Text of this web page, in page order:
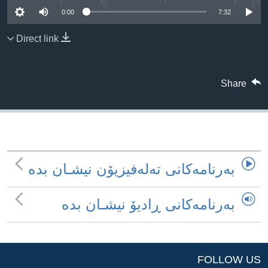
ژیان لە فەرهەنگدا
Learning English
زمانه‌کان
0:00 7:32
Direct link
Share
به‌رنامه‌کانی ته‌له‌فیزیۆن نیشـان بده‌
به‌رنامه‌کانی ڕادیۆ نیشـان بده‌
FOLLOW US